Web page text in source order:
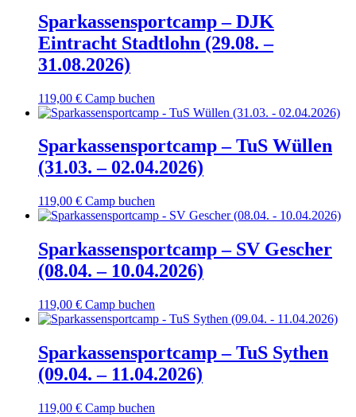
Sparkassensportcamp – DJK
Eintracht Stadtlohn (29.08. –
31.08.2026)
119,00 € Camp buchen
Sparkassensportcamp – TuS Wüllen
(31.03. – 02.04.2026)
119,00 € Camp buchen
Sparkassensportcamp – SV Gescher
(08.04. – 10.04.2026)
119,00 € Camp buchen
Sparkassensportcamp – TuS Sythen
(09.04. – 11.04.2026)
119,00 € Camp buchen